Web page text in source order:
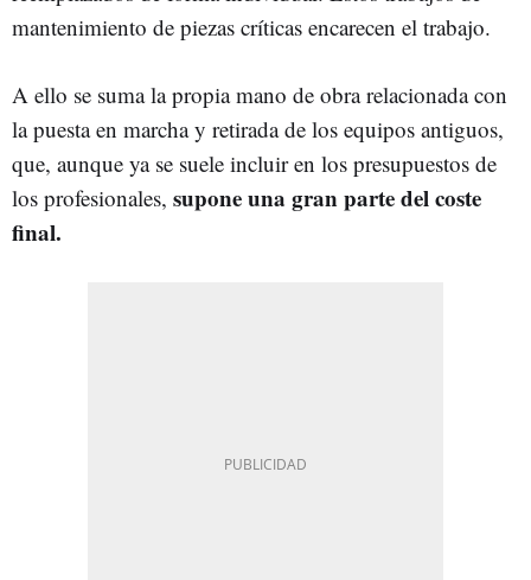
mantenimiento de piezas críticas encarecen el trabajo.
A ello se suma la propia mano de obra relacionada con
la puesta en marcha y retirada de los equipos antiguos,
que, aunque ya se suele incluir en los presupuestos de
los profesionales, supone una gran parte del coste
final.